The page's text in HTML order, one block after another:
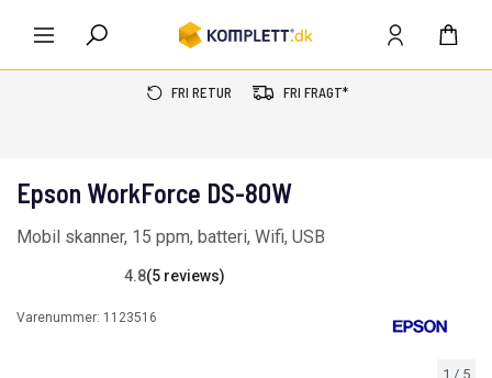
FRI RETUR FRI FRAGT*
1 / 5
Epson WorkForce DS-80W
Mobil skanner, 15 ppm, batteri, Wifi, USB
4.8(5 reviews)
Varenummer: 1123516